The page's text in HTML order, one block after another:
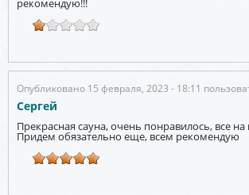
рекомендую!!!
Опубликовано 15 февраля, 2023 - 18:11
Сергей
Прекрасная сауна, очень понравилось, все
Придем обязательно еще, всем рекомендую